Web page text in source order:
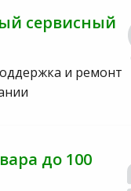
сервисный
и ремонт
до 100